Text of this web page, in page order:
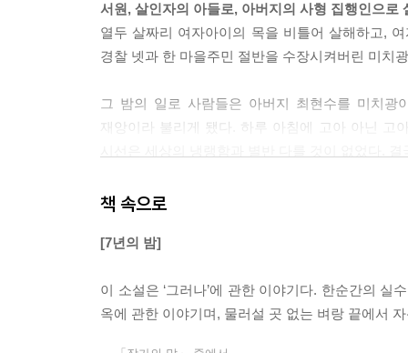
서원, 살인자의 아들로, 아버지의 사형 집행인으로
열두 살짜리 여자아이의 목을 비틀어 살해하고,
경찰 넷과 한 마을주민 절반을 수장시켜버린 미치
그 밤의 일로 사람들은 아버지 최현수를 미치
재앙이라 불리게 됐다. 하루 아침에 고아 아닌
중학교를 자퇴하고 승환에게 의지해 도망자의 삶
세령호 사건 후 7년, 조용히 살아가던 서원에게 세
딸의 복수를 꿈꾸는 오영제, 아들을 지키기 위해
아내와 아이를 너무나 사랑하는 치과의사 오영
책 속으로
[7년의 밤]
이 소설은 ‘그러나’에 관한 이야기다. 한순간의
옥에 관한 이야기며, 물러설 곳 없는 벼랑 끝에서